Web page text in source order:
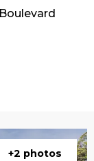
+2 photos